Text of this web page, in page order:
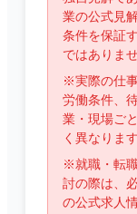
業の公式見
条件を保証
ではありませ
※実際の仕事
労働条件、
業・現場ご
く異なります
※就職・転
討の際は、
の公式求人